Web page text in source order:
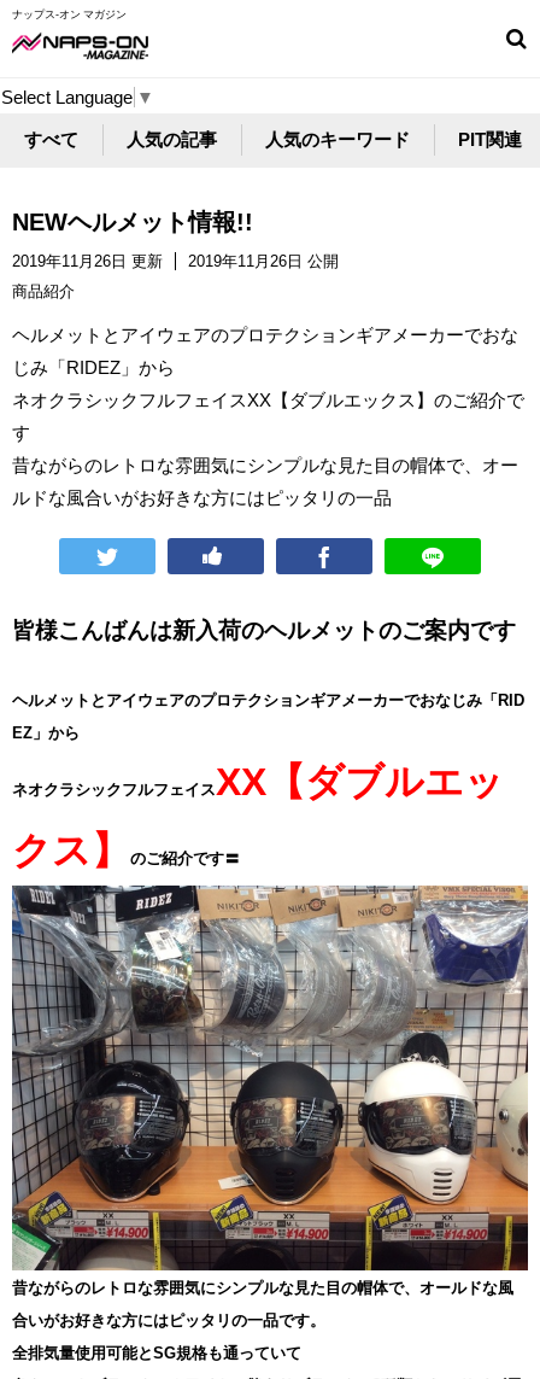
ナップス-オン マガジン
Select Language ▼
すべて 人気の記事 人気のキーワード PIT関連
NEWヘルメット情報!!
2019年11月26日 更新
2019年11月26日 公開
商品紹介
ヘルメットとアイウェアのプロテクションギアメーカーでおな
じみ「RIDEZ」から
ネオクラシックフルフェイスXX【ダブルエックス】のご紹介で
す
昔ながらのレトロな雰囲気にシンプルな見た目の帽体で、オー
ルドな風合いがお好きな方にはピッタリの一品
皆様こんばんは新入荷のヘルメットのご案内です
ヘルメットとアイウェアのプロテクションギアメーカーでおなじみ「RID
EZ」から
ネオクラシックフルフェイスXX【ダブルエッ
クス】
のご紹介です〓
昔ながらのレトロな雰囲気にシンプルな見た目の帽体で、オールドな風
合いがお好きな方にはピッタリの一品です。
全排気量使用可能とSG規格も通っていて